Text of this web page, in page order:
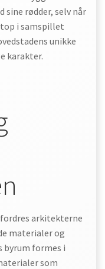
rødder, selv når
i samspillet
unikke
karakter.
arkitekterne
materialer og
byrum formes i
som